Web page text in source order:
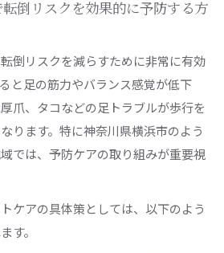
ケアに特化した横浜市の訪問サー
者フットケア研修や資格取得が広
倒リスクを効果的に予防する方
倒リスクを減らすために非常に有効
と足の筋力やバランス感覚が低下
爪、タコなどの足トラブルが歩行を
ります。特に神奈川県横浜市のよう
では、予防ケアの取り組みが重要視
ケアの具体策としては、以下のよう
す。